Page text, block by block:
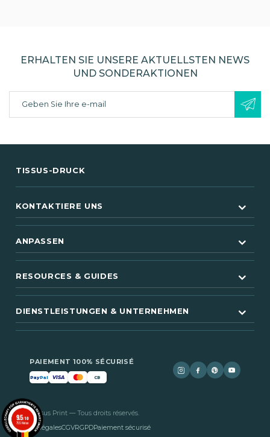
ERHALTEN SIE UNSERE AKTUELLSTEN NEWS
UND SONDERAKTIONEN
TISSUS-DRUCK
KONTAKTIERE UNS
ANPASSEN
RESOURCES & GUIDES
DIENSTLEISTUNGEN & UNTERNEHMEN
PAIEMENT 100% SÉCURISÉ
PayPal VISA CB
© 2026 Tissus Print — Tous droits réservés.
Mentions légalesCGVRGPDPaiement sécurisé
9.5/10
755 Noten